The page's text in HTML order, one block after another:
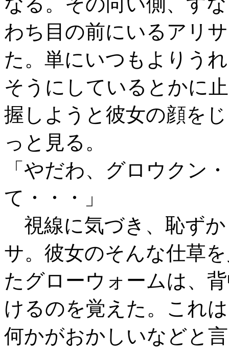
わち目の前にいるアリ
た。単にいつもよりう
そうにしているとかに
握しようと彼女の顔をじ
っと見る。
「やだわ、グロウクン
て・・・」
視線に気づき、恥ず
サ。彼女のそんな仕草
たグローウォームは、
けるのを覚えた。これは
何かがおかしいなどと